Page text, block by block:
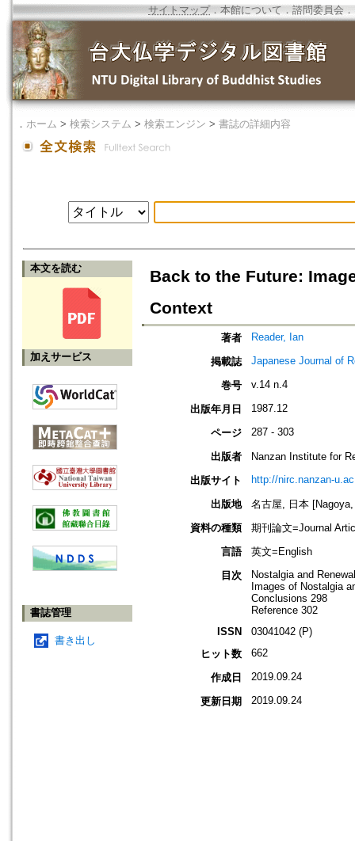
サイトマップ．本館について ． 諮問委員会 ．
． ホーム > 検索システム > 検索エンジン > 書誌の詳細内容
本文を読む
加えサービス
書誌管理
書き出し
Back to the Future:
Context
著者 Reader, Ian
掲載誌 Japanese Journal of
巻号 v.14 n.4
出版年月日 1987.12
ページ 287 - 303
出版者
Nanzan Institute for
出版サイト
http://nirc.nanzan-
出版地
名古屋, 日本
資料の種類
期刊論文=Journal
言語
英文=English
目次
Nostalgia and
Images of Nostalgia
Conclusions 298
Reference 302
ISSN
03041042 (P)
ヒット数
662
作成日 2019.09.24
更新日期 2019.09.24